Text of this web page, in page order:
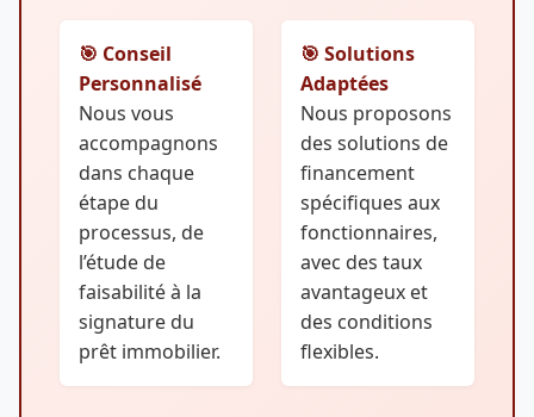
🎯 Conseil
Personnalisé
Nous vous
accompagnons
dans chaque
étape du
processus, de
l’étude de
faisabilité à la
signature du
prêt immobilier.
🎯 Solutions
Adaptées
Nous proposons
des solutions de
financement
spécifiques aux
fonctionnaires,
avec des taux
avantageux et
des conditions
flexibles.